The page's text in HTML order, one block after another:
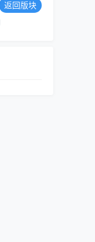
返回版块